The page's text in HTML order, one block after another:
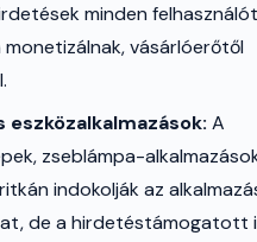
minden felhasználót
vásárlóerőtől
eszközalkalmazások: A
zseblámpa-
indokolják az
de a hirdetéstámogatott